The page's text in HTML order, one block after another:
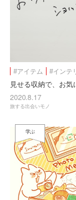
#アイテム #インテ
見せる収納で、お
2020.8.17
旅する出会いモノ
学ぶ